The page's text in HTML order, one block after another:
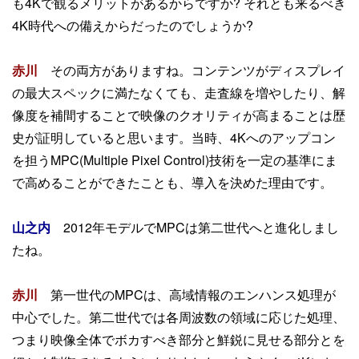
4K時代への備えからだったのでしょうか?
赤川 その両方がありますね。コンテンツがディスプレイ
の最大スペックに満たなくても、走査線を増やしたり、解
像度を補間することで映像のクオリティが高まることは歴
史が証明していると思います。当時、4Kへのアップコン
を担うMPC(Multiple Pixel Control)技術を一定の基準にま
で高めることができたことも、導入を決めた理由です。
山之内 2012年モデルでMPCは第二世代へと進化しまし
たね。
赤川 第一世代のMPCは、高域情報のエンハンス処理が
中心でした。第二世代では各周波数の領域に応じた処理、
つまり映像全体でボカすべき部分と鮮鋭に見せる部分とを